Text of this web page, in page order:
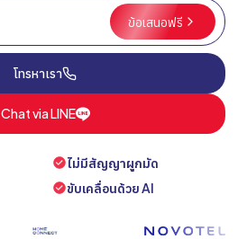
ข้อเสนอฟรี
โทรหาเรา
Chat via LINE
ไม่มีสัญญาผูกมัด
ขับเคลื่อนด้วย AI